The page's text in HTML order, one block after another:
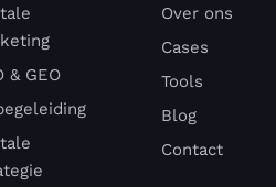
& GEO
Over ons
Cases
Tools
Blog
Contact